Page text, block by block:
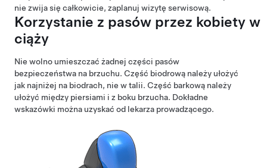
nie zwija się całkowicie, zaplanuj wizytę serwisową.
Korzystanie z pasów przez kobiety w
ciąży
Nie wolno umieszczać żadnej części pasów
bezpieczeństwa na brzuchu. Część biodrową należy ułożyć
jak najniżej na biodrach, nie w talii. Część barkową należy
ułożyć między piersiami i z boku brzucha. Dokładne
wskazówki można uzyskać od lekarza prowadzącego.